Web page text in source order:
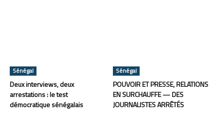
Sénégal
Deux interviews, deux
arrestations : le test
démocratique sénégalais
Sénégal
POUVOIR ET PRESSE, RELATIONS
EN SURCHAUFFE — DES
JOURNALISTES ARRÊTÉS